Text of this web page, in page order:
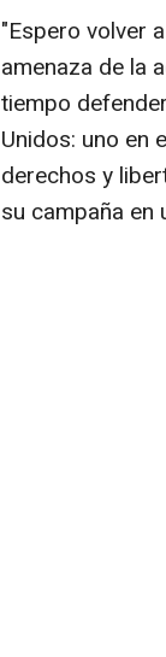
"Espero volver
amenaza de la
tiempo
Unidos: uno en
derechos y
su campaña en